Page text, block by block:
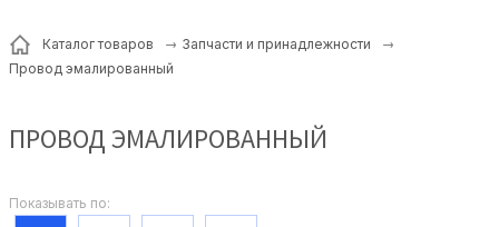
Каталог товаров
Запчасти и принадлежности
Провод эмалированный
ПРОВОД ЭМАЛИРОВАННЫЙ
Показывать по: